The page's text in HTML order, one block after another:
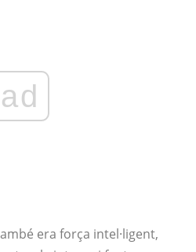
ad
era força intel·ligent,